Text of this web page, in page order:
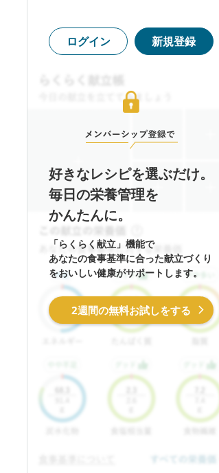
ログイン 新規登録
好きなレシピを選ぶだけ。
毎日の栄養管理を
かんたんに。
「らくらく献立」機能で
あなたの食事基準に合った献立づくり
をおいしい健康がサポートします。
2週間の無料お試しをする